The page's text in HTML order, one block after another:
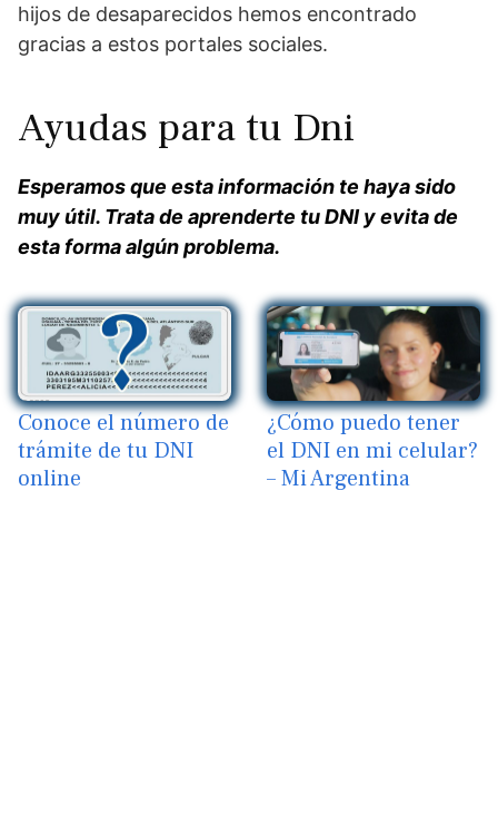
hijos de desaparecidos hemos encontrado
gracias a estos portales sociales.
Ayudas para tu Dni
Esperamos que esta información te haya sido
muy útil. Trata de aprenderte tu DNI y evita de
esta forma algún problema.
Conoce el número de
trámite de tu DNI
online
¿Cómo puedo tener
el DNI en mi celular?
– Mi Argentina